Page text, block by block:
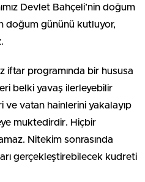
Devlet Bahçeli’nin doğum
doğum gününü kutluyor,
iftar programında bir hususa
belki yavaş ilerleyebilir
vatan hainlerini yakalayıp
muktedirdir. Hiçbir
Nitekim sonrasında
gerçekleştirebilecek kudreti